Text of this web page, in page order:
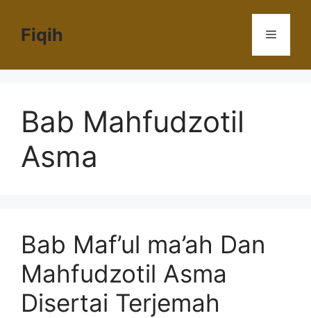
Fiqih Menu
Bab Mahfudzotil
Asma
Bab Maf’ul ma’ah Dan
Mahfudzotil Asma
Disertai Terjemah